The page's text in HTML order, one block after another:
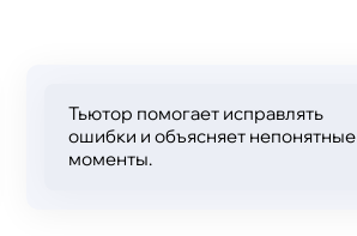
Тьютор помогает исправлять
ошибки и объясняет непонятные
моменты.